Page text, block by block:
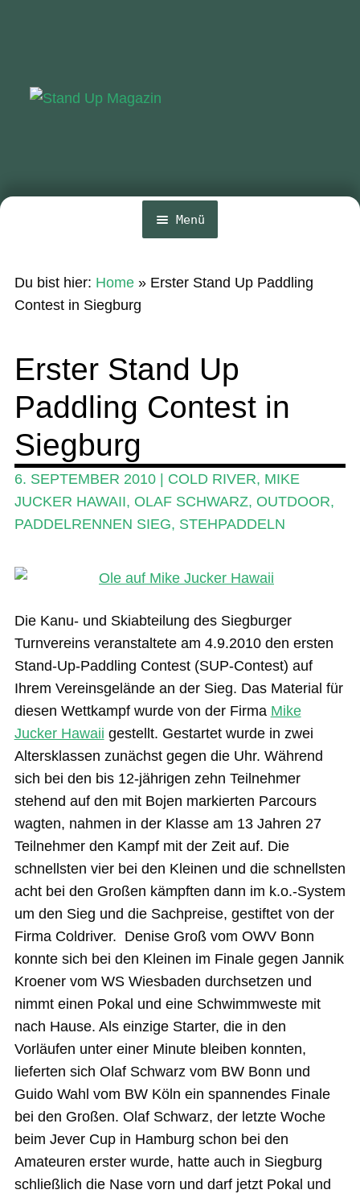
Menü
SUP-Events
Ratgeber
Stand Up Magazin TV
SPOT FINDER
Mein Konto
Du bist hier: Home» Erster Stand Up Paddling
Contest in Siegburg
Erster Stand Up
Paddling Contest in
Siegburg
6. SEPTEMBER 2010| COLD RIVER, MIKE
JUCKER HAWAII, OLAF SCHWARZ, OUTDOOR,
PADDELRENNEN SIEG, STEHPADDELN
Die Kanu- und Skiabteilung des Siegburger
Turnvereins veranstaltete am 4.9.2010 den ersten
Stand-Up-Paddling Contest (SUP-Contest) auf
Ihrem Vereinsgelände an der Sieg. Das Material für
diesen Wettkampf wurde von der Firma Mike
Jucker Hawaii gestellt. Gestartet wurde in zwei
Altersklassen zunächst gegen die Uhr. Während
sich bei den bis 12-jährigen zehn Teilnehmer
stehend auf den mit Bojen markierten Parcours
wagten, nahmen in der Klasse am 13 Jahren 27
Teilnehmer den Kampf mit der Zeit auf. Die
schnellsten vier bei den Kleinen und die schnellsten
acht bei den Großen kämpften dann im k.o.-System
um den Sieg und die Sachpreise, gestiftet von der
Firma Coldriver. Denise Groß vom OWV Bonn
konnte sich bei den Kleinen im Finale gegen Jannik
Kroener vom WS Wiesbaden durchsetzen und
nimmt einen Pokal und eine Schwimmweste mit
nach Hause. Als einzige Starter, die in den
Vorläufen unter einer Minute bleiben konnten,
lieferten sich Olaf Schwarz vom BW Bonn und
Guido Wahl vom BW Köln ein spannendes Finale
bei den Großen. Olaf Schwarz, der letzte Woche
beim Jever Cup in Hamburg schon bei den
Amateuren erster wurde, hatte auch in Siegburg
schließlich die Nase vorn und darf jetzt Pokal und